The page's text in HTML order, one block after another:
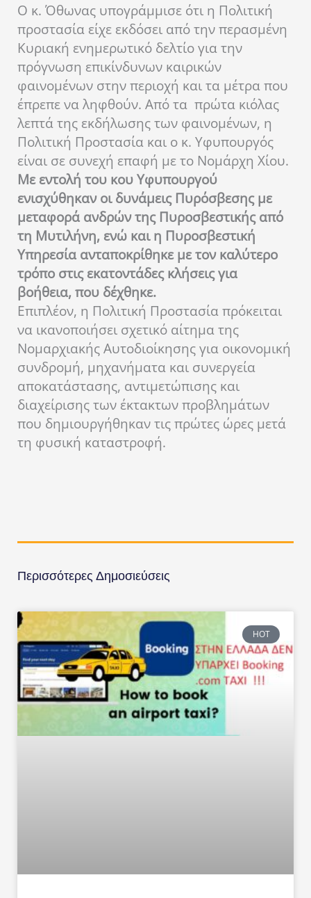
Ο κ. Όθωνας υπογράμμισε ότι η Πολιτική
προστασία είχε εκδόσει από την περασμένη
Κυριακή ενημερωτικό δελτίο για την
πρόγνωση επικίνδυνων καιρικών
φαινομένων στην περιοχή και τα μέτρα που
έπρεπε να ληφθούν. Από τα πρώτα κιόλας
λεπτά της εκδήλωσης των φαινομένων, η
Πολιτική Προστασία και ο κ. Υφυπουργός
είναι σε συνεχή επαφή με το Νομάρχη Χίου.
Με εντολή του κου Υφυπουργού
ενισχύθηκαν οι δυνάμεις Πυρόσβεσης με
μεταφορά ανδρών της Πυροσβεστικής από
τη Μυτιλήνη, ενώ και η Πυροσβεστική
Υπηρεσία ανταποκρίθηκε με τον καλύτερο
τρόπο στις εκατοντάδες κλήσεις για
βοήθεια, που δέχθηκε.
Επιπλέον, η Πολιτική Προστασία πρόκειται
να ικανοποιήσει σχετικό αίτημα της
Νομαρχιακής Αυτοδιοίκησης για οικονομική
συνδρομή, μηχανήματα και συνεργεία
αποκατάστασης, αντιμετώπισης και
διαχείρισης των έκτακτων προβλημάτων
που δημιουργήθηκαν τις πρώτες ώρες μετά
τη φυσική καταστροφή.
Περισσότερες Δημοσιεύσεις
HOT